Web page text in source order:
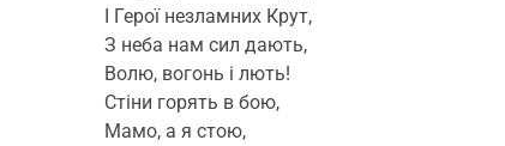
І Герої незламних Крут,
З неба нам сил дають,
Волю, вогонь і лють!
Стіни горять в бою,
Мамо, а я стою,